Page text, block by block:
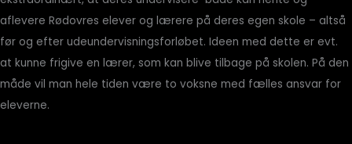
aflevere Rødovres elever og lærere på deres egen skole – altså
før og efter udeundervisningsforløbet. Ideen med dette er evt.
at kunne frigive en lærer, som kan blive tilbage på skolen. På den
måde vil man hele tiden være to voksne med fælles ansvar for
eleverne.